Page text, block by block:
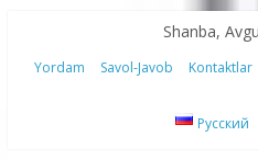
content
Shanba,
Yordam Savol-Javob Kontaktlar
Русский